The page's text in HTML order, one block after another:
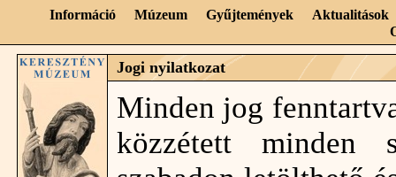
Információ Múzeum Gyűjtemények
Aktualitások
Jogi nyilatkozat
Minden jog
közzétett minden